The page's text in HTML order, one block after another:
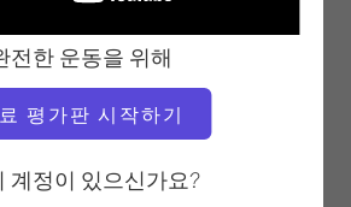
전한 운동을 위해
평가판 시작하기
계정이 있으신가요?
래스 찾기
팔 의자